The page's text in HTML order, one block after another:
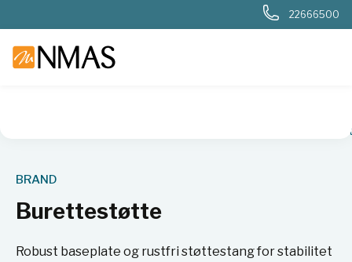
22666500
BRAND
Burettestøtte
Robust baseplate og rustfri støttestang for stabilitet